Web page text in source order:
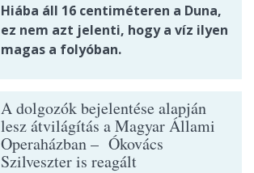
Hiába áll 16 centiméteren a Duna,
ez nem azt jelenti, hogy a víz ilyen
magas a folyóban.
A dolgozók bejelentése alapján
lesz átvilágítás a Magyar Állami
Operaházban – Ókovács
Szilveszter is reagált